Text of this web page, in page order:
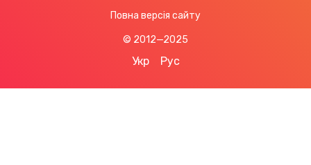
Повна версія сайту
© 2012—2025
Укр Рус